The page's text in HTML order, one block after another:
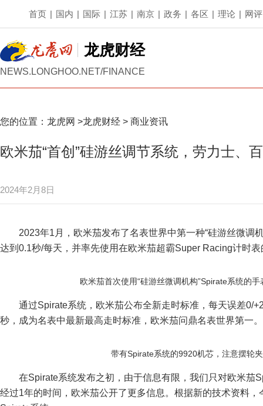
首页 | 国内 | 国际 | 江苏 | 南京 | 政务 | 各区 | 理论 | 网评
龙虎财经
NEWS.LONGHOO.NET/FINANCE
您的位置： 龙虎网 >龙虎财经 > 商业资讯
欧米茄“首创”硅游丝调节系统，劳力士、
2024年2月8日
2023年1月，欧米茄发布了名表世界中第一种“硅游丝微调
达到0.1秒/每天，并率先使用在欧米茄超霸Super Racing计时
欧米茄首次使用“硅游丝微调机构”Spirate系统的
通过Spirate系统，欧米茄公布全新走时标准，每天误差0/
秒，成为名表中最新最高走时标准，欧米茄问鼎名表世界第一。
带有Spirate系统的9920机芯，注意摆轮
在Spirate系统发布之初，由于信息有限，我们只对欧米茄
经过1年的时间，欧米茄公开了更多信息。根据新的技术资料，